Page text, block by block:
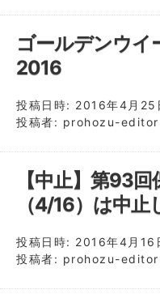
ゴールデンウイ
2016
投稿日時: 2016年4月25
投稿者: prohozu-editor
【中止】第93
（4/16）は中止
投稿日時: 2016年4月16
投稿者: prohozu-editor